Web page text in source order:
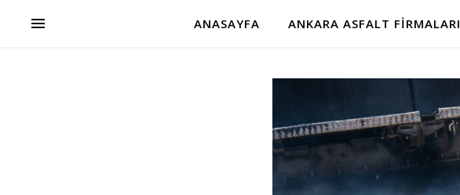
ANASAYFA ANKARA ASFALT FIRMALARI